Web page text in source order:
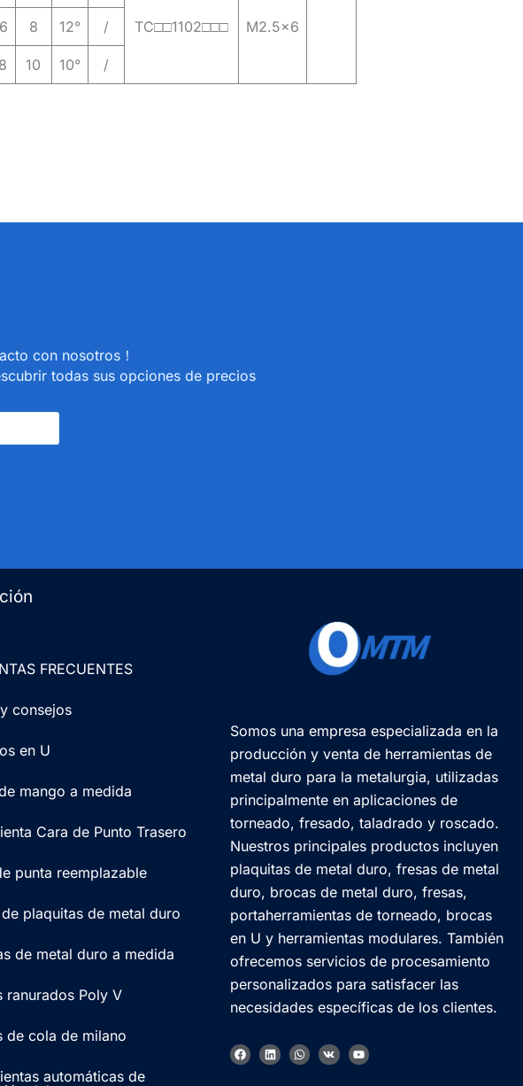
TC□□1102□□□ M2.5×6
8 12° /
10 10° /
con nosotros！
todas sus opciones de precios
Somos una empresa especializada en la
producción y venta de herramientas de
metal duro para la metalurgia, utilizadas
principalmente en aplicaciones de
torneado, fresado, taladrado y roscado.
Nuestros principales productos incluyen
plaquitas de metal duro, fresas de metal
duro, brocas de metal duro, fresas,
portaherramientas de torneado, brocas
en U y herramientas modulares. También
ofrecemos servicios de procesamiento
personalizados para satisfacer las
necesidades específicas de los clientes.
F
a
L
i
W
h
V
k
Y
o
FRECUENTES
consejos
en U
mango a medida
Cara de Punto Trasero
punta reemplazable
plaquitas de metal duro
de metal duro a medida
ranurados Poly V
de cola de milano
automáticas de